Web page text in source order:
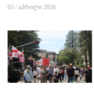
03 / აპრილი 2026